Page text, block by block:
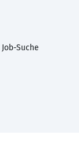
Suche